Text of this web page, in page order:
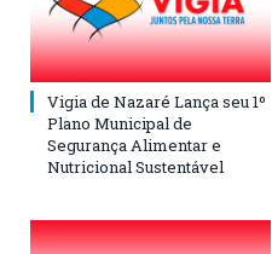
Vigia de Nazaré Lança seu 1º
Plano Municipal de
Segurança Alimentar e
Nutricional Sustentável